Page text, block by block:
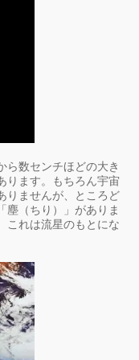
ら数センチほどの大き
ります。もちろん宇宙
りませんが、ところど
塵（ちり）」がありま
これは流星のもとにな